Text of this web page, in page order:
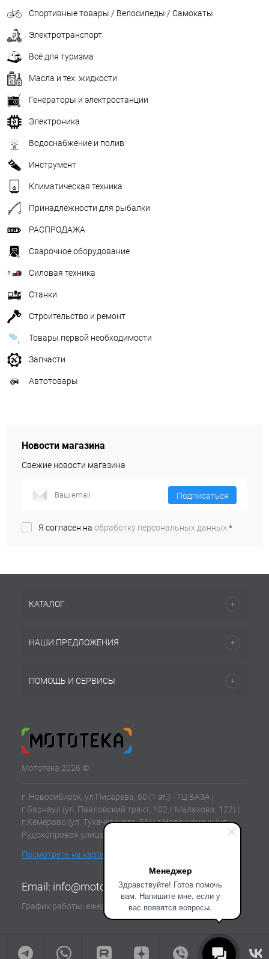
Менеджер
Здравствуйте! Готов помочь
вам. Напишите мне, если у
вас появятся вопросы.
Спортивные товары / Велосипеды / Самокаты
Электротранспорт
Всё для туризма
Масла и тех. жидкости
Генераторы и электростанции
Электроника
Водоснабжение и полив
Инструмент
Климатическая техника
Принадлежности для рыбалки
РАСПРОДАЖА
Сварочное оборудование
Силовая техника
Станки
Строительство и ремонт
Товары первой необходимости
Запчасти
Автотовары
Новости магазина
Свежие новости магазина
Подписаться
Я согласен на обработку персональных данных.*
КАТАЛОГ
НАШИ ПРЕДЛОЖЕНИЯ
ПОМОЩЬ И СЕРВИСЫ
Мототека 2026 ©
г. Новосибирск, ул Писарева, 60 (1 эт.) - ТЦ БАЗА |
г.Барнаул (ул. Павловский тракт, 102 / Малахова, 122) |
г.Кемерово (ул. Тухачевского, 56) | г.Новокузнецк (ул.
Рудокопровая улица, 21) | г.Томск (ул. Клюева, 11В)
Посмотреть на карте
Email: info@mototeka.su
График работы: ежедневно с 10:00 до 19:00